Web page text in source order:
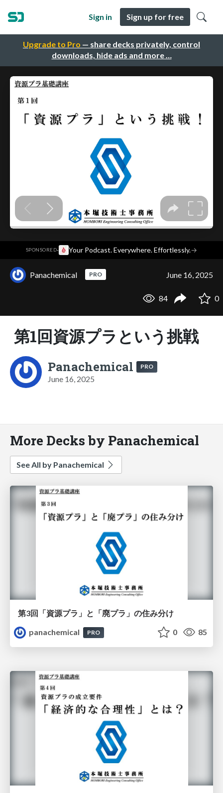
Upgrade to Pro — share decks privately, control
downloads, hide ads and more …
Sign in Sign up for free
SPONSORED· Your Podcast. Everywhere. Effortlessly.→
Panachemical PRO June 16, 2025
84 0
第1回資源プラという挑戦
Panachemical PRO
June 16, 2025
More Decks by Panachemical
See All by Panachemical
第3回「資源プラ」と「廃プラ」の住み分け
panachemical
PRO 0 85